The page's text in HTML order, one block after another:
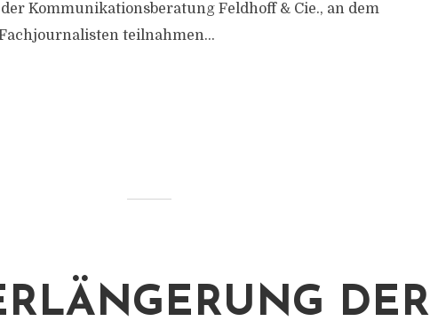
Kommunikationsberatung Feldhoff & Cie., an dem
teilnahmen...
DER